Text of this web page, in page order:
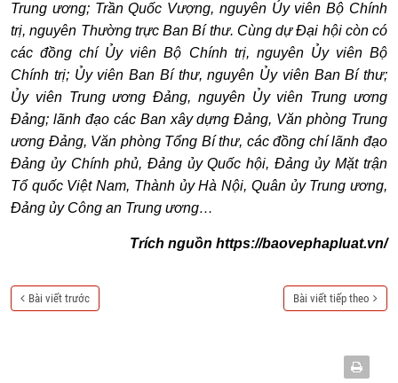
Trung ương; Trần Quốc Vượng, nguyên Ủy viên Bộ Chính
trị, nguyên Thường trực Ban Bí thư. Cùng dự Đại hội còn có
các đồng chí Ủy viên Bộ Chính trị, nguyên Ủy viên Bộ
Chính trị; Ủy viên Ban Bí thư, nguyên Ủy viên Ban Bí thư;
Ủy viên Trung ương Đảng, nguyên Ủy viên Trung ương
Đảng; lãnh đạo các Ban xây dựng Đảng, Văn phòng Trung
ương Đảng, Văn phòng Tổng Bí thư, các đồng chí lãnh đạo
Đảng ủy Chính phủ, Đảng ủy Quốc hội, Đảng ủy Mặt trận
Tổ quốc Việt Nam, Thành ủy Hà Nội, Quân ủy Trung ương,
Đảng ủy Công an Trung ương…
Trích nguồn https://baovephapluat.vn/
Bài viết trước Bài viết tiếp theo